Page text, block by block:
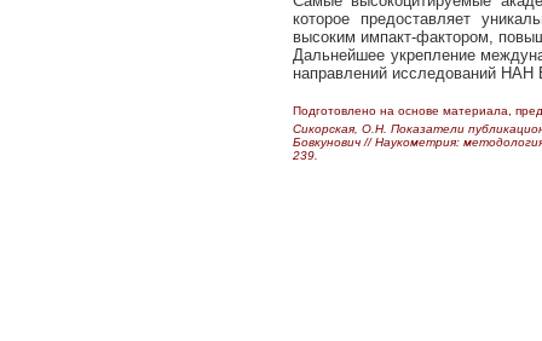
которое предоставляет
высоким импакт-фактором,
Дальнейшее укрепление
направлений исследований НАН
Подготовлено на основе материала,
Сикорская, О.Н. Показатели
Бовкунович //Наукометрия:
239.